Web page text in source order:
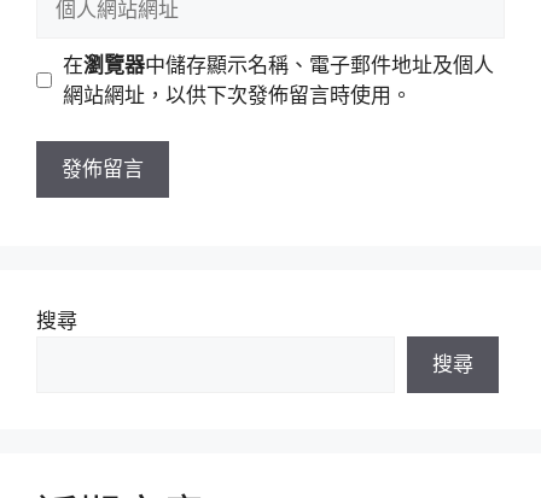
址
站
址
在瀏覽器中儲存顯示名稱、電子郵件地址及個人
網站網址，以供下次發佈留言時使用。
搜尋
搜尋